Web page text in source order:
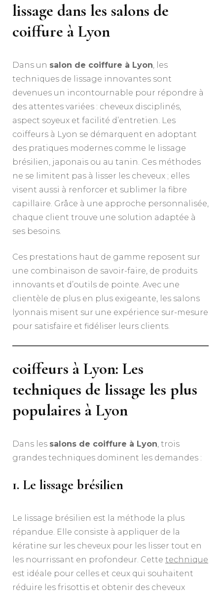
lissage dans les salons de
coiffure à Lyon
Dans un salon de coiffure à Lyon, les
techniques de lissage innovantes sont
devenues un incontournable pour répondre à
des attentes variées : cheveux disciplinés,
aspect soyeux et facilité d’entretien. Les
coiffeurs à Lyon se démarquent en adoptant
des pratiques modernes comme le lissage
brésilien, japonais ou au tanin. Ces méthodes
ne se limitent pas à lisser les cheveux ; elles
visent aussi à renforcer et sublimer la fibre
capillaire. Grâce à une approche personnalisée,
chaque client trouve une solution adaptée à
ses besoins.
Ces prestations haut de gamme reposent sur
une combinaison de savoir-faire, de produits
innovants et d’outils de pointe. Avec une
clientèle de plus en plus exigeante, les salons
lyonnais misent sur une expérience sur-mesure
pour satisfaire et fidéliser leurs clients.
coiffeurs à Lyon: Les
techniques de lissage les plus
populaires à Lyon
Dans les salons de coiffure à Lyon, trois
grandes techniques dominent les demandes :
1. Le lissage brésilien
Le lissage brésilien est la méthode la plus
répandue. Elle consiste à appliquer de la
kératine sur les cheveux pour les lisser tout en
les nourrissant en profondeur. Cette technique
est idéale pour celles et ceux qui souhaitent
réduire les frisottis et obtenir des cheveux